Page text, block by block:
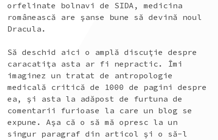
orfelinate bolnavi de SIDA, medicina
românească are şanse bune să devină noul
Dracula.
Să deschid aici o amplă discuţie despre
caracatiţa asta ar fi nepractic. Îmi
imaginez un tratat de antropologie
medicală critică de 1000 de pagini despre
ea, şi asta la adăpost de furtuna de
comentarii furioase la care un blog se
expune. Aşa că o să mă opresc la un
singur paragraf din articol şi o să-l